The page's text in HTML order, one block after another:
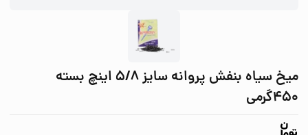
میخ سیاه بنفش پروانه سایز 5/8 اینچ بسته
450گرمی